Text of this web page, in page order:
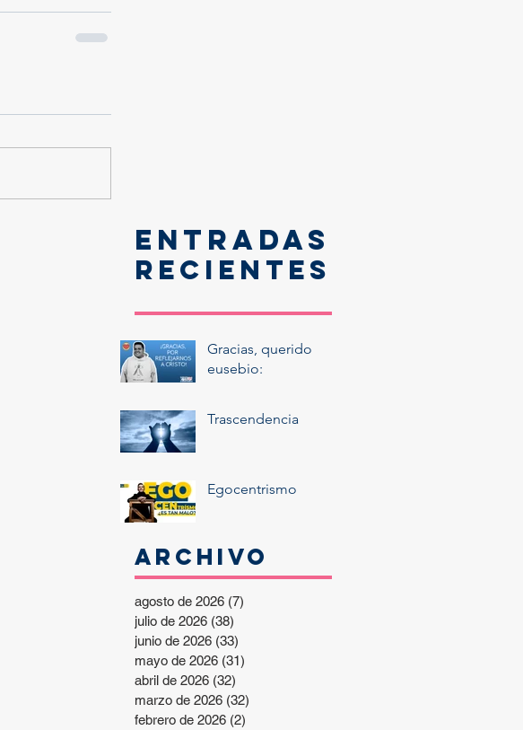
Entradas
recientes
Gracias, querido
eusebio:
Trascendencia
Egocentrismo
Archivo
agosto de 2026 (7)
julio de 2026 (38)
junio de 2026 (33)
mayo de 2026 (31)
abril de 2026 (32)
marzo de 2026 (32)
febrero de 2026 (2)